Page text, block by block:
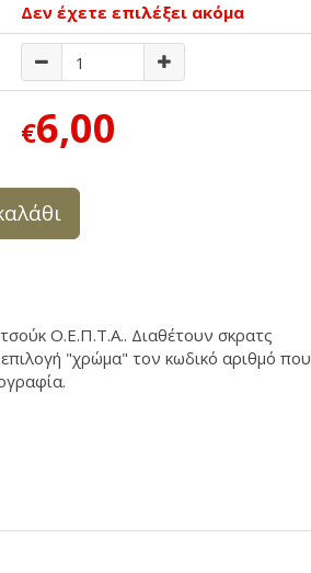
Δεν έχετε επιλέξει ακόμα
€6,00
Ο.Ε.Π.Τ.Α.. Διαθέτουν σκρατς
"χρώμα" τον κωδικό αριθμό που